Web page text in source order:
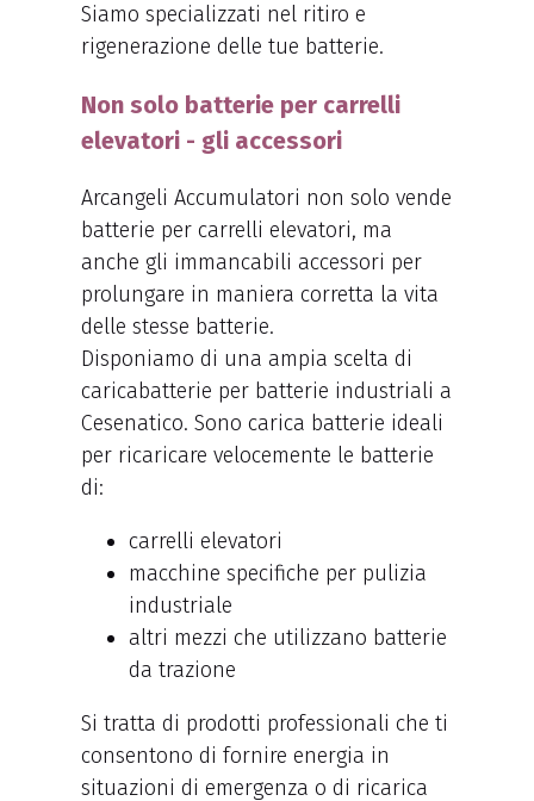
Siamo specializzati nel ritiro e
rigenerazione delle tue batterie.
Non solo batterie per carrelli
elevatori - gli accessori
Arcangeli Accumulatori non solo vende
batterie per carrelli elevatori, ma
anche gli immancabili accessori per
prolungare in maniera corretta la vita
delle stesse batterie.
Disponiamo di una ampia scelta di
caricabatterie per batterie industriali a
Cesenatico. Sono carica batterie ideali
per ricaricare velocemente le batterie
di:
carrelli elevatori
macchine specifiche per pulizia
industriale
altri mezzi che utilizzano batterie
da trazione
Si tratta di prodotti professionali che ti
consentono di fornire energia in
situazioni di emergenza o di ricarica